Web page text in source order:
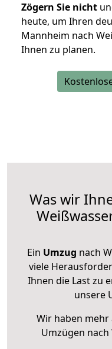
Zögern Sie nicht
heute, um Ihren
Mannheim nach
Ihnen zu planen.
Was wir
Ein Umzug nach
viele
Ihnen die Last zu
unsere
Wir haben mehr
Umzügen nach